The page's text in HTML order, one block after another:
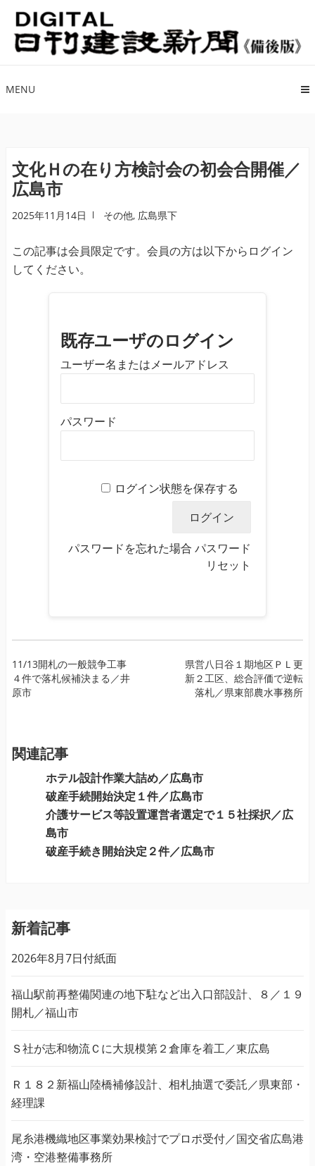
ナ
ビ
ゲ
シ
ス
キ
ッ
プ
コ
ン
テ
ツ
ッ
プ
MENU
文化Ｈの在り方検討会の初会合開催／
広島市
2025年11月14日 その他, 広島県下
この記事は会員限定です。会員の方は以下からログイン
してください。
既存ユーザのログイン
ユーザー名またはメールアドレス
パスワード
ログイン状態を保存する
パスワードを忘れた場合 パスワード
リセット
投
稿
ナ
ー
11/13開札の一般競争工事
４件で落札候補決まる／井
原市
県営八日谷１期地区ＰＬ更
新２工区、総合評価で逆転
落札／県東部農水事務所
関連記事
ホテル設計作業大詰め／広島市
破産手続開始決定１件／広島市
介護サービス等設置運営者選定で１５社採択／広
島市
破産手続き開始決定２件／広島市
新着記事
2026年8月7日付紙面
福山駅前再整備関連の地下駐など出入口部設計、８／１９
開札／福山市
Ｓ社が志和物流Ｃに大規模第２倉庫を着工／東広島
Ｒ１８２新福山陸橋補修設計、相札抽選で委託／県東部・
経理課
尾糸港機織地区事業効果検討でプロポ受付／国交省広島港
湾・空港整備事務所